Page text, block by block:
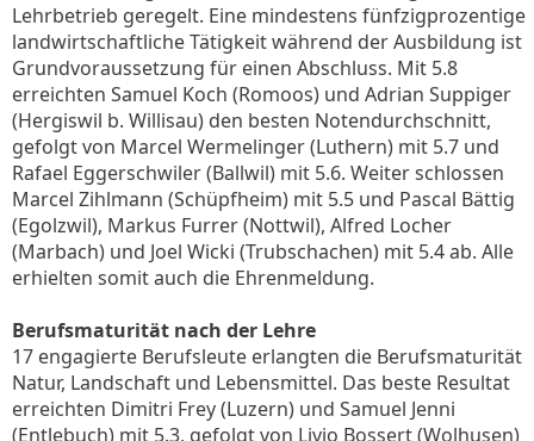
Lehrbetrieb geregelt. Eine mindestens fünfzigprozentige
landwirtschaftliche Tätigkeit während der Ausbildung ist
Grundvoraussetzung für einen Abschluss. Mit 5.8
erreichten Samuel Koch (Romoos) und Adrian Suppiger
(Hergiswil b. Willisau) den besten Notendurchschnitt,
gefolgt von Marcel Wermelinger (Luthern) mit 5.7 und
Rafael Eggerschwiler (Ballwil) mit 5.6. Weiter schlossen
Marcel Zihlmann (Schüpfheim) mit 5.5 und Pascal Bättig
(Egolzwil), Markus Furrer (Nottwil), Alfred Locher
(Marbach) und Joel Wicki (Trubschachen) mit 5.4 ab. Alle
erhielten somit auch die Ehrenmeldung.
Berufsmaturität nach der Lehre
17 engagierte Berufsleute erlangten die Berufsmaturität
Natur, Landschaft und Lebensmittel. Das beste Resultat
erreichten Dimitri Frey (Luzern) und Samuel Jenni
(Entlebuch) mit 5.3, gefolgt von Livio Bossert (Wolhusen)